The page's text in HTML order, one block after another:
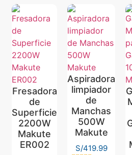
Fresadora
de
Superficie
2200W
Makute
ER002
Aspiradora
limpiador
de
Manchas
500W
Makute
S/419.99